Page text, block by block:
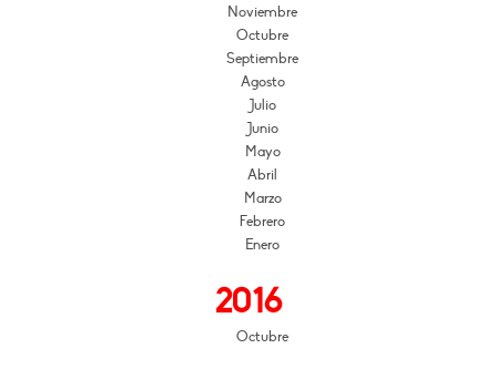
Noviembre
Octubre
Septiembre
Agosto
Julio
Junio
Mayo
Abril
Marzo
Febrero
Enero
2016
Octubre